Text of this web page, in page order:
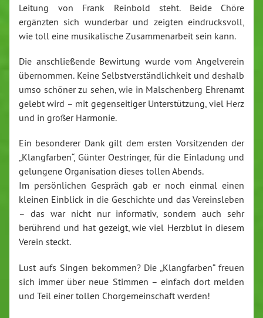
Leitung von Frank Reinbold steht. Beide Chöre
ergänzten sich wunderbar und zeigten eindrucksvoll,
wie toll eine musikalische Zusammenarbeit sein kann.
Die anschließende Bewirtung wurde vom Angelverein
übernommen. Keine Selbstverständlichkeit und deshalb
umso schöner zu sehen, wie in Malschenberg Ehrenamt
gelebt wird – mit gegenseitiger Unterstützung, viel Herz
und in großer Harmonie.
Ein besonderer Dank gilt dem ersten Vorsitzenden der
„Klangfarben“, Günter Oestringer, für die Einladung und
gelungene Organisation dieses tollen Abends.
Im persönlichen Gespräch gab er noch einmal einen
kleinen Einblick in die Geschichte und das Vereinsleben
– das war nicht nur informativ, sondern auch sehr
berührend und hat gezeigt, wie viel Herzblut in diesem
Verein steckt.
Lust aufs Singen bekommen? Die „Klangfarben“ freuen
sich immer über neue Stimmen – einfach dort melden
und Teil einer tollen Chorgemeinschaft werden!